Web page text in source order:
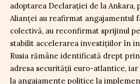
adoptarea Declarației de la Ankara,
Alianței au reafirmat angajamentul
colectivă, au reconfirmat sprijinul
stabilit accelerarea investițiilor în
Rusia rămâne identificată drept
adresa securității euro-atlantice, iar
la angajamente politice la